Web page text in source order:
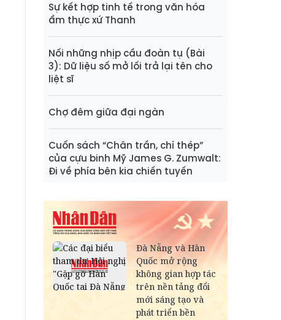
Sự kết hợp tinh tế trong văn hóa
ẩm thực xứ Thanh
Nối những nhịp cầu đoàn tụ (Bài
3): Dữ liệu số mở lối trả lại tên cho
liệt sĩ
Chợ đêm giữa đại ngàn
Cuốn sách “Chân trần, chí thép”
của cựu binh Mỹ James G. Zumwalt:
Đi về phía bên kia chiến tuyến